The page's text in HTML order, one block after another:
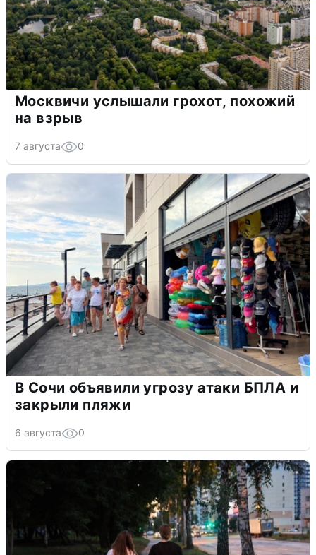
Москвичи услышали грохот, похожий
на взрыв
7 августа 0
В Сочи объявили угрозу атаки БПЛА и
закрыли пляжи
6 августа 0